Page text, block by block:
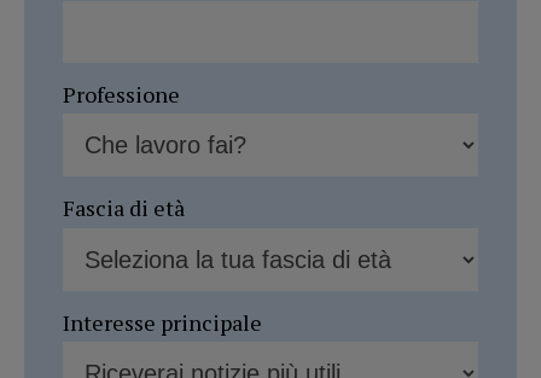
Professione
Fascia di età
Interesse principale